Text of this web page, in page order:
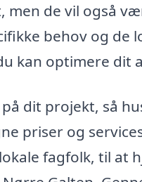
de vil også
behov og
kan optimere
dit projekt, så
priser og
fagfolk, til at